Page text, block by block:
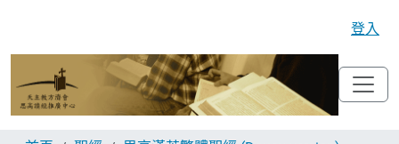
登入